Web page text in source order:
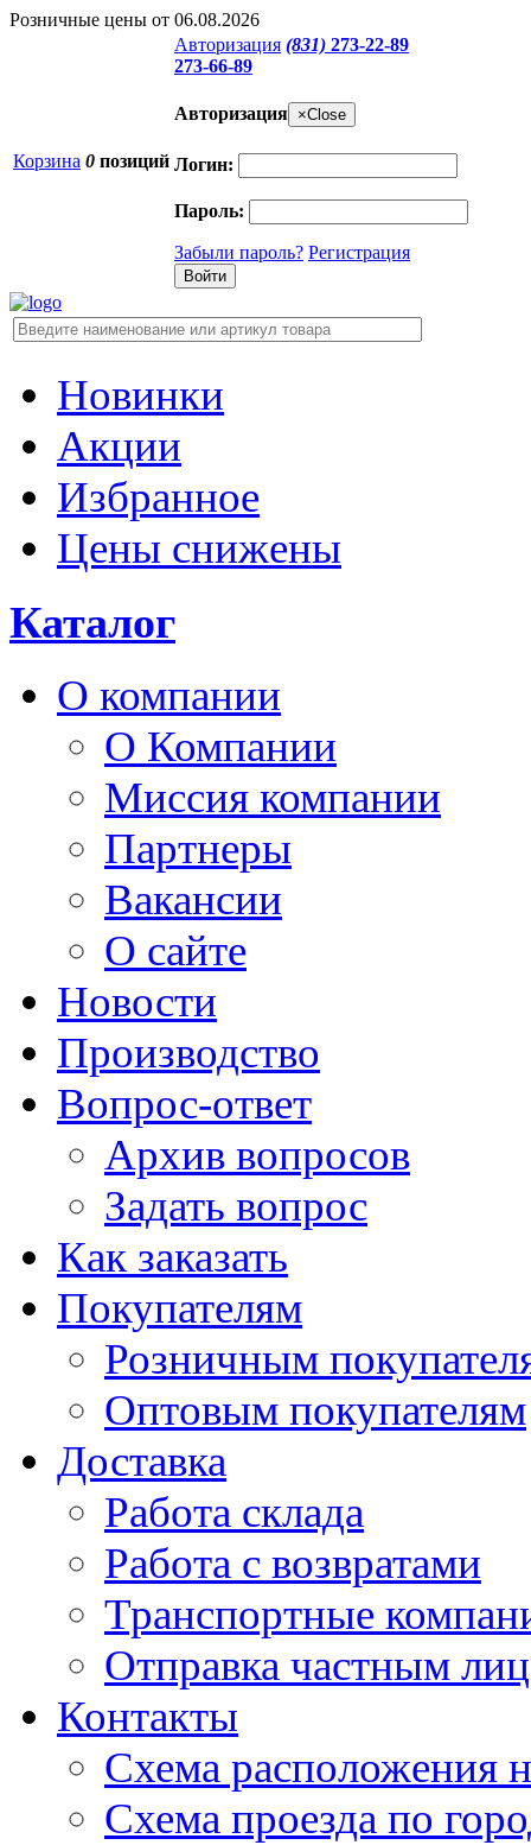
Розничные цены от 06.08.2026
Корзина 0 позиций
Авторизация (831) 273-22-89
273-66-89
Авторизация ×Close
Логин:
Пароль:
Забыли пароль? Регистрация
Новинки
Акции
Избранное
Цены снижены
Каталог
О компании
О Компании
Миссия компании
Партнеры
Вакансии
О сайте
Новости
Производство
Вопрос-ответ
Архив вопросов
Задать вопрос
Как заказать
Покупателям
Розничным
Оптовым покупателям
Доставка
Работа склада
Работа с возвратами
Транспортные
Отправка частным
Контакты
Схема расположения
Схема проезда по